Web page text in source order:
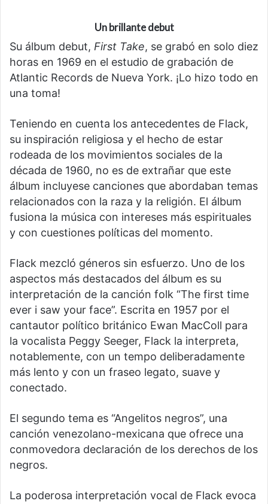
Un brillante debut
Su álbum debut, First Take, se grabó en solo diez
horas en 1969 en el estudio de grabación de
Atlantic Records de Nueva York. ¡Lo hizo todo en
una toma!
Teniendo en cuenta los antecedentes de Flack,
su inspiración religiosa y el hecho de estar
rodeada de los movimientos sociales de la
década de 1960, no es de extrañar que este
álbum incluyese canciones que abordaban temas
relacionados con la raza y la religión. El álbum
fusiona la música con intereses más espirituales
y con cuestiones políticas del momento.
Flack mezcló géneros sin esfuerzo. Uno de los
aspectos más destacados del álbum es su
interpretación de la canción folk “The first time
ever i saw your face”. Escrita en 1957 por el
cantautor político británico Ewan MacColl para
la vocalista Peggy Seeger, Flack la interpreta,
notablemente, con un tempo deliberadamente
más lento y con un fraseo legato, suave y
conectado.
El segundo tema es “Angelitos negros”, una
canción venezolano-mexicana que ofrece una
conmovedora declaración de los derechos de los
negros.
La poderosa interpretación vocal de Flack evoca